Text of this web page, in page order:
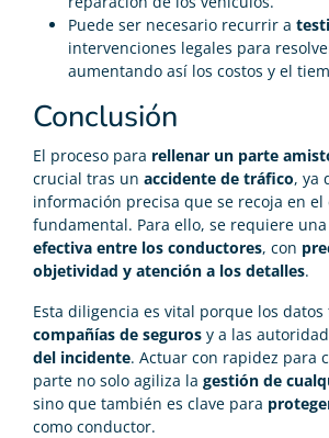
Puede ser necesario recurrir a
intervenciones legales para
aumentando así los costos y el
Conclusión
El proceso para rellenar un parte
crucial tras un accidente de tráfico, ya
información precisa que se recoja en el
fundamental. Para ello, se requiere una
efectiva entre los conductores, con
objetividad y atención a los detalles.
Esta diligencia es vital porque los
compañías de seguros y a las
del incidente. Actuar con rapidez para
parte no solo agiliza la gestión de
sino que también es clave para
como conductor.